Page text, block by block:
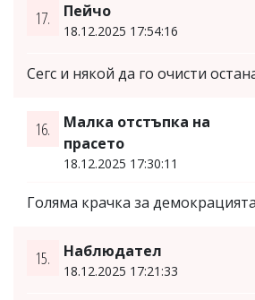
17. Пейчо
18.12.2025 17:54:16
Сегс и някой да го очисти
16.
Малка отстъпка на
прасето
18.12.2025 17:30:11
Голяма крачка за демокрацията
15. Наблюдател
18.12.2025 17:21:33